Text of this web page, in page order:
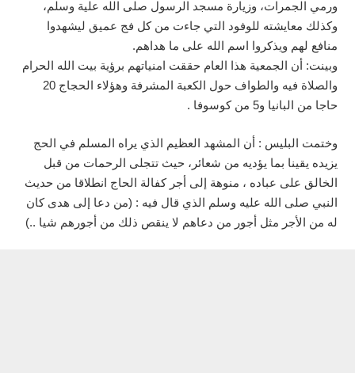
ورمي الجمرات، وزيارة مسجد الرسول صلى الله علية وسلم،
وكذلك معايشته للوفود التي جاءت من كل فج عميق ليشهدوا
منافع لهم ويذكروا اسم الله على ما هداهم.
وبينت: أن الجمعية هذا العام حققت امنياتهم برؤية بيت الله الحرام
والصلاة فيه والطواف حول الكعبة المشرفة وهؤلاء الحجاج 20
حاجا من البانيا و5 من كوسوفا .
وختمت البليس : أن المشهد العظيم الذي يراه المسلم في الحج
يزيده يقينا بما يؤديه من شعائر، حيث تتجلى الرحمات من قبل
الخالق على عباده ، منوهة إلى أجر كفالة الحاج انطلاقا من حديث
النبي صلى الله عليه وسلم الذي قال فيه : (من دعا إلى هدى كان
له من الأجر مثل أجور من دعاهم لا ينقص ذلك من أجورهم شيا ..)